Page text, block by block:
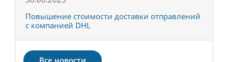
Повышение стоимости доставки отправлений
с компанией DHL